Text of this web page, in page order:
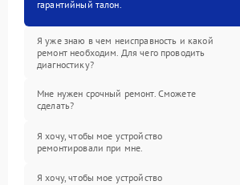
гарантийный талон.
Я уже знаю в чем неисправность и какой
ремонт необходим. Для чего проводить
диагностику?
Мне нужен срочный ремонт. Сможете
сделать?
Я хочу, чтобы мое устройство
ремонтировали при мне.
Я хочу, чтобы мое устройство